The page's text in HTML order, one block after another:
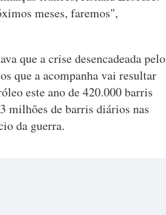
meses, faremos",
que a crise desencadeada pelo
que a acompanha vai resultar
este ano de 420.000 barris
milhões de barris diários nas
da guerra.